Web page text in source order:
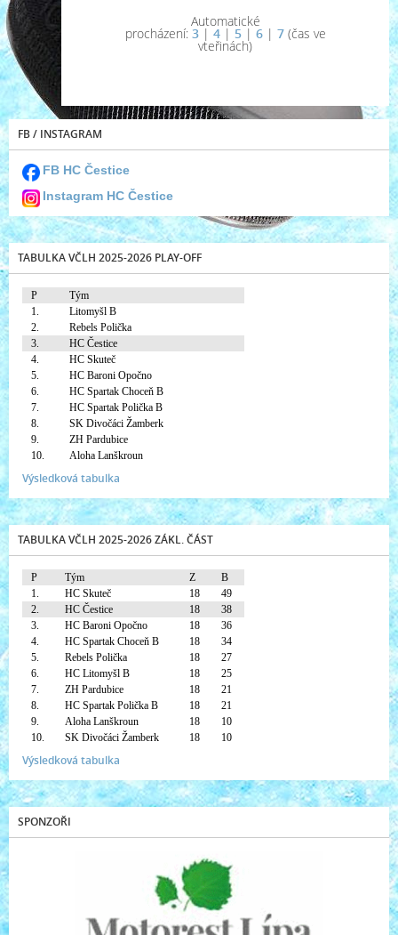
Automatické
procházení: 3| 4| 5| 6| 7(čas ve
vteřinách)
FB / INSTAGRAM
FB HC Čestice
Instagram HC Čestice
TABULKA VČLH 2025-2026 PLAY-OFF
P
Tým
1.
Litomyšl B
2.
Rebels Polička
3.
HC Čestice
4.
HC Skuteč
5.
HC Baroni Opočno
6.
HC Spartak Choceň B
7.
HC Spartak Polička B
8.
SK Divočáci Žamberk
9.
ZH Pardubice
10.
Aloha Lanškroun
Výsledková tabulka
TABULKA VČLH 2025-2026 ZÁKL. ČÁST
P Tým Z
B
1.
HC Skuteč 18
49
2.
HC Čestice 18
38
3.
HC Baroni Opočno 18
36
4.
HC Spartak Choceň B 18
34
5.
Rebels Polička 18
27
6.
HC Litomyšl B 18
25
7.
ZH Pardubice 18
21
8.
HC Spartak Polička B 18
21
9.
Aloha Lanškroun 18
10
10.
SK Divočáci Žamberk 18 10
Výsledková tabulka
SPONZOŘI